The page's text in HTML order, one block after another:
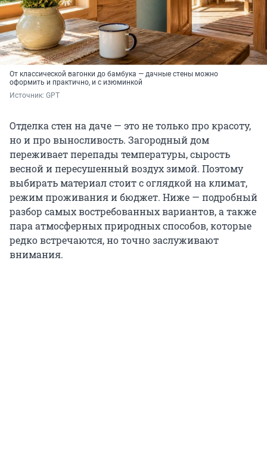
От классической вагонки до бамбука — дачные стены можно
оформить и практично, и с изюминкой
Источник: GPT
Отделка стен на даче — это не только про красоту,
но и про выносливость. Загородный дом
переживает перепады температуры, сырость
весной и пересушенный воздух зимой. Поэтому
выбирать материал стоит с оглядкой на климат,
режим проживания и бюджет. Ниже — подробный
разбор самых востребованных вариантов, а также
пара атмосферных природных способов, которые
редко встречаются, но точно заслуживают
внимания.